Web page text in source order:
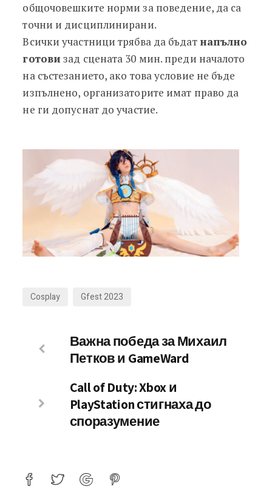
общочовешките норми за поведение, да са
точни и дисциплинирани.
Всички участници трябва да бъдат напълно
готови зад сцената 30 мин. преди началото
на състезанието, ако това условие не бъде
изпълнено, организаторите имат право да
не ги допуснат до участие.
Cosplay Gfest 2023
Важна победа за Михаил
Петков и GameWard
Call of Duty: Xbox и
PlayStation стигнаха до
споразумение